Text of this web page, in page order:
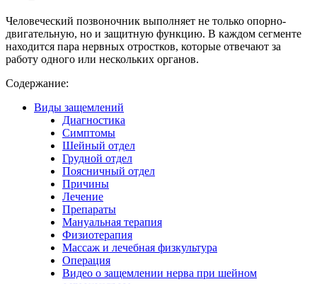
Человеческий позвоночник выполняет не только опорно-
двигательную, но и защитную функцию. В каждом сегменте
находится пара нервных отростков, которые отвечают за
работу одного или нескольких органов.
Содержание:
Виды защемлений
Диагностика
Симптомы
Шейный отдел
Грудной отдел
Поясничный отдел
Причины
Лечение
Препараты
Мануальная терапия
Физиотерапия
Массаж и лечебная физкультура
Операция
Видео о защемлении нерва при шейном